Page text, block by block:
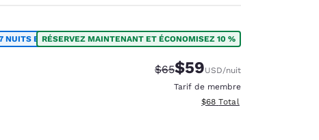
NUITS ET PLUSRÉSERVEZ MAINTENANT ET ÉCONOMISEZ 10 %
Tarif barré :
$65Tarif réduit :
$59USD/nuit
Tarif de membre
Afficher les détails totaux
$68 Total